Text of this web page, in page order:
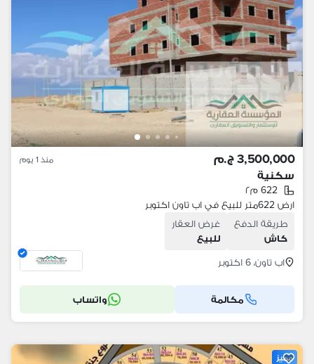
3,500,000 ج.م منذ 1 يوم
سكنية
622 م٢
ارض 622متر للبيع في اب تاون اكتوبر
طريقة الدفع
كاش
غرض العقار
للبيع
اب تاون، 6 اكتوبر
مكالمة واتساب
مميز